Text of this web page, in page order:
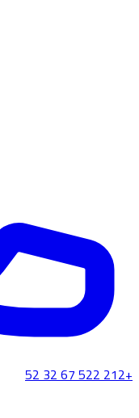
+212 522 67 32 52